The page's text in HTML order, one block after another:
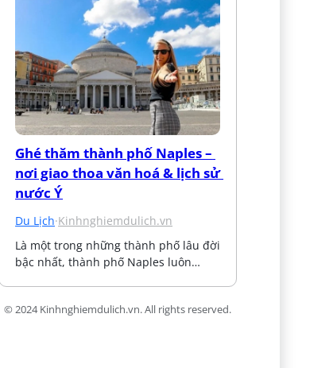
Ghé thăm thành phố Naples –
nơi giao thoa văn hoá & lịch sử
nước Ý
Du Lịch·Kinhnghiemdulich.vn
Là một trong những thành phố lâu đời
bậc nhất, thành phố Naples luôn…
© 2024 Kinhnghiemdulich.vn. All rights reserved.